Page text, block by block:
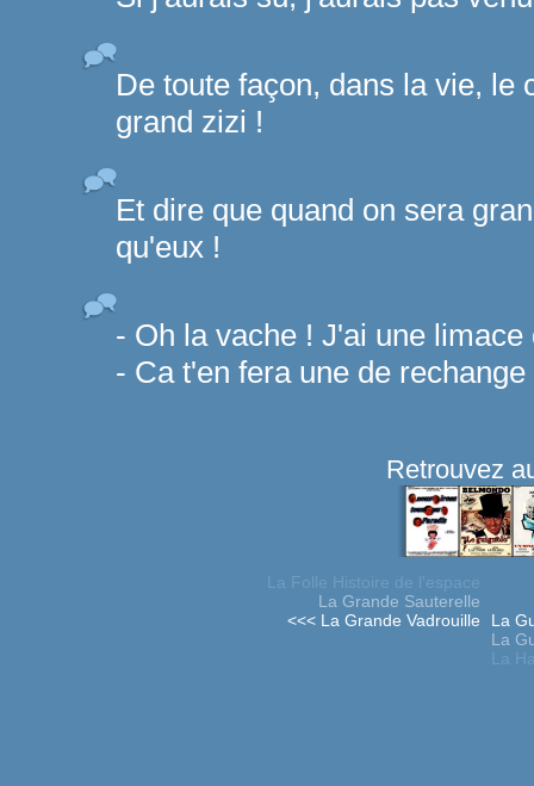
De toute façon, dans la vie, le
grand zizi !
Et dire que quand on sera
qu'eux !
- Oh la vache ! J'ai une
- Ca t'en fera une de rechange
Retrouvez
La Folle Histoire de l'espace
La Grande Sauterelle
<<< La Grande Vadrouille
La
La
La